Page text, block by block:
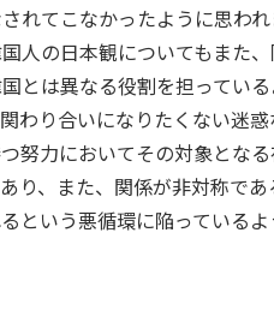
れてこなかったように思わ
人の日本観についてもまた
とは異なる役割を担ってい
わり合いになりたくない迷
努力においてその対象とな
り、また、関係が非対称で
いう悪循環に陥っているよ